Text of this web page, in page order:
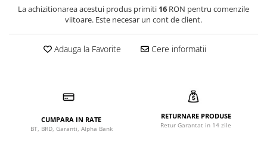
La achizitionarea acestui produs primiti 16 RON pentru comenzile
viitoare. Este necesar un cont de client.
Adauga la Favorite Cere informatii
CUMPARA IN RATE
BT, BRD, Garanti, Alpha Bank
RETURNARE PRODUSE
Retur Garantat in 14 zile